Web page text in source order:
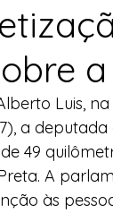
Política a
Luis, na
a
49
A
às